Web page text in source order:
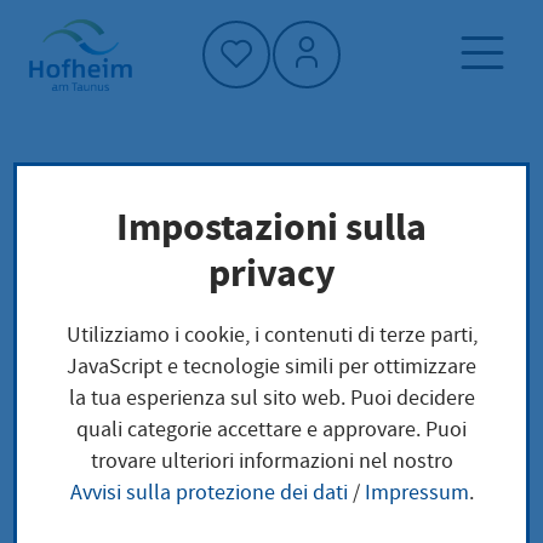
Home"
Pagina iniziale
Trova servizi
Preoccupazioni locali
Berufsregister für Steuerberater Steuerberater
für Steuerberater eintragen lassen
Berufsregister für
Steuerberater
Impostazioni sulla
privacy
Utilizziamo i cookie, i contenuti di terze parti,
JavaScript e tecnologie simili per ottimizzare
la tua esperienza sul sito web. Puoi decidere
quali categorie accettare e approvare. Puoi
trovare ulteriori informazioni nel nostro
Avvisi sulla protezione dei dati/ Impressum.